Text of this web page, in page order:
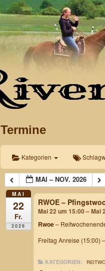
Termine
Kategorien
MAI – NOV. 2026
MAI
22
Fr.
2026
RWOE –
Mai 22 um 15:00 – Mai
Rwoe–
Freitag Anreise (15:00)
KATEGORIEN: